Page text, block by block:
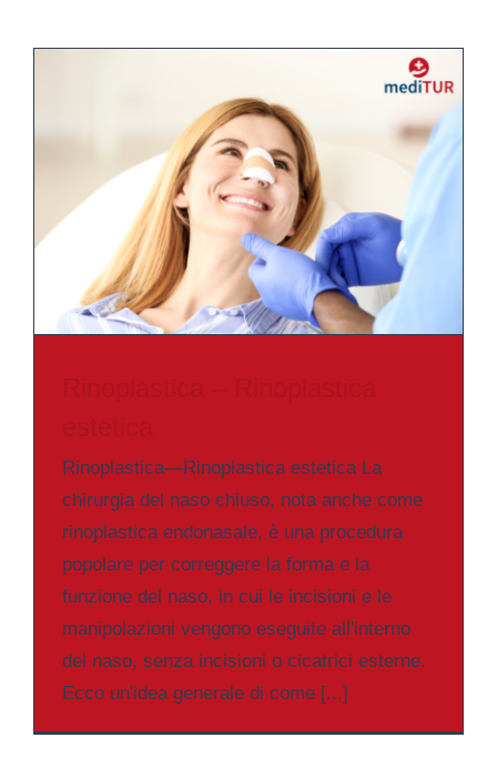
Rinoplastica—Rinoplastica estetica La
chirurgia del naso chiuso, nota anche come
rinoplastica endonasale, è una procedura
popolare per correggere la forma e la
funzione del naso, in cui le incisioni e le
manipolazioni vengono eseguite all'interno
del naso, senza incisioni o cicatrici esterne.
Ecco un'idea generale di come [...]